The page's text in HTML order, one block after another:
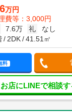
万円
費等：3,000円
7.6万 礼
なし
2DK 41.51㎡
料
お店にLINEで相談す